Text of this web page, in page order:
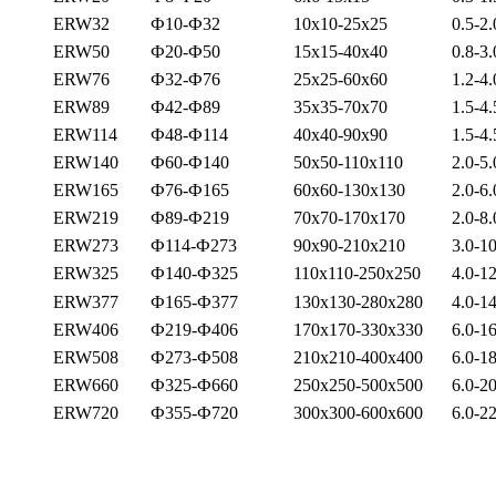
ERW32
Ф10-Ф32 10x10-25x25
0.5-
ERW50
Ф20-Ф50 15x15-40x40
0.8-
ERW76
Ф32-Ф76 25x25-60x60
1.2-
ERW89
Ф42-Ф89 35x35-70x70
1.5-
ERW114
Ф48-Ф114 40x40-90x90
1.5-
ERW140
Ф60-Ф140 50x50-110x110
2.0-
ERW165
Ф76-Ф165 60x60-130x130
2.0-
ERW219
Ф89-Ф219 70x70-170x170
2.0-
ERW273
Ф114-Ф273 90x90-210x210
3.0-
ERW325
Ф140-Ф325 110x110-250x250
4.0-
ERW377
Ф165-Ф377 130x130-280x280
4.0-
ERW406
Ф219-Ф406 170x170-330x330
6.0-
ERW508
Ф273-Ф508 210x210-400x400
6.0-
ERW660
Ф325-Ф660 250x250-500x500
6.0-
ERW720
Ф355-Ф720 300x300-600x600 6.0-